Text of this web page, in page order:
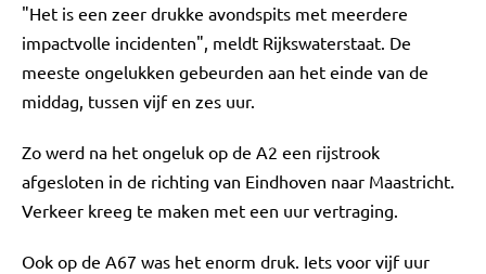
"Het is een zeer drukke avondspits met meerdere
impactvolle incidenten", meldt Rijkswaterstaat. De
meeste ongelukken gebeurden aan het einde van de
middag, tussen vijf en zes uur.
Zo werd na het ongeluk op de A2 een rijstrook
afgesloten in de richting van Eindhoven naar Maastricht.
Verkeer kreeg te maken met een uur vertraging.
Ook op de A67 was het enorm druk. Iets voor vijf uur